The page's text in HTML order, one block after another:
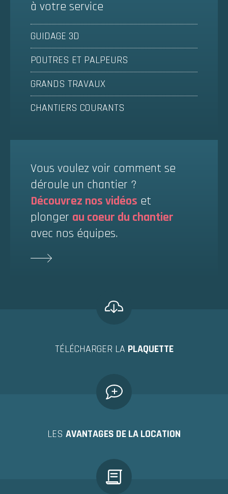
à votre service
GUIDAGE 3D
POUTRES ET PALPEURS
GRANDS TRAVAUX
CHANTIERS COURANTS
Vous voulez voir comment se
déroule un chantier ?
Découvrez nos vidéos et
plonger au coeur du chantier
avec nos équipes.
TÉLÉCHARGER LA PLAQUETTE
LES AVANTAGES DE LA LOCATION